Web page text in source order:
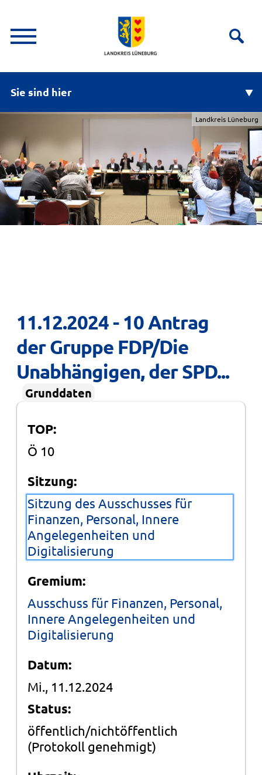
Sie sind hier
Landkreis Lüneburg
11.12.2024 - 10 Antrag
der Gruppe FDP/Die
Unabhängigen, der SPD...
Grunddaten
TOP:
Ö 10
Sitzung:
Sitzung des Ausschusses für
Finanzen, Personal, Innere
Angelegenheiten und
Digitalisierung
Gremium:
Ausschuss für Finanzen, Personal,
Innere Angelegenheiten und
Digitalisierung
Datum:
Mi., 11.12.2024
Status:
öffentlich/nichtöffentlich
(Protokoll genehmigt)